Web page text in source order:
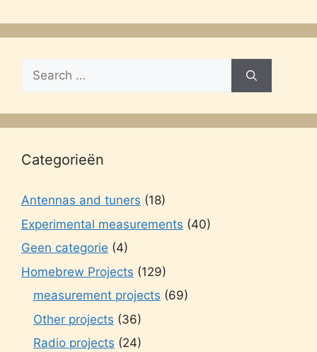
Search
for:
Categorieën
Antennas and tuners (18)
Experimental measurements (40)
Geen categorie (4)
Homebrew Projects (129)
measurement projects (69)
Other projects (36)
Radio projects (24)